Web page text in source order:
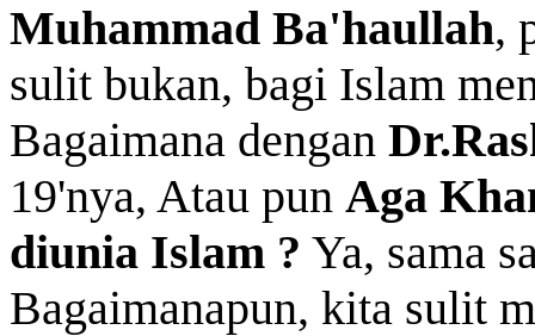
Muhammad Ba'haullah,
sulit bukan, bagi Islam
Bagaimana dengan
19'nya, Atau pun Aga
diunia Islam ? Ya, sama
Bagaimanapun, kita sulit